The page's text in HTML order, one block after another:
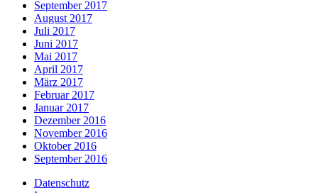
September 2017
August 2017
Juli 2017
Juni 2017
Mai 2017
April 2017
März 2017
Februar 2017
Januar 2017
Dezember 2016
November 2016
Oktober 2016
September 2016
Datenschutz